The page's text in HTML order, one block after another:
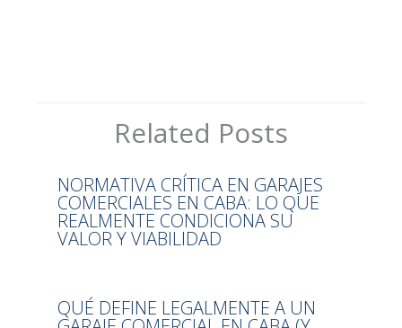
Related Posts
NORMATIVA CRÍTICA EN GARAJES
COMERCIALES EN CABA: LO QUE
REALMENTE CONDICIONA SU
VALOR Y VIABILIDAD
QUÉ DEFINE LEGALMENTE A UN